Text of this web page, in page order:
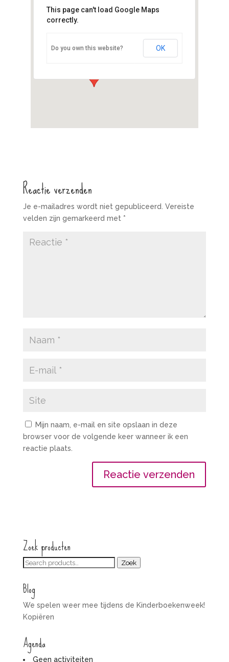
Evenementen
This page can't load Google Maps
correctly.
Do you own this website? OK
Reactie verzenden
Je e-mailadres wordt niet gepubliceerd. Vereiste
velden zijn gemarkeerd met *
Mijn naam, e-mail en site opslaan in deze
browser voor de volgende keer wanneer ik een
reactie plaats.
Zoek producten
Zoeken
Zoek
Blog
We spelen weer mee tijdens de Kinderboekenweek!
Kopiëren
Agenda
Geen activiteiten